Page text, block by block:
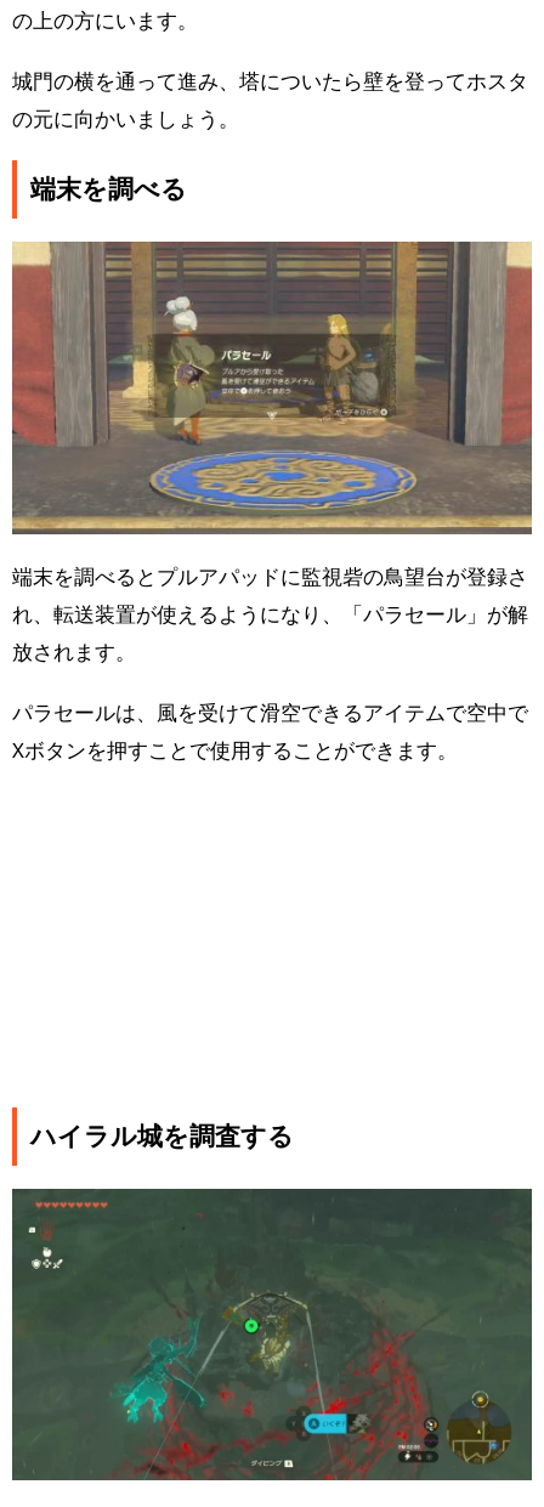
の上の方にいます。
城門の横を通って進み、塔についたら壁を登ってホスタ
の元に向かいましょう。
端末を調べる
端末を調べるとプルアパッドに監視砦の鳥望台が登録さ
れ、転送装置が使えるようになり、「パラセール」が解
放されます。
パラセールは、風を受けて滑空できるアイテムで空中で
Xボタンを押すことで使用することができます。
ハイラル城を調査する